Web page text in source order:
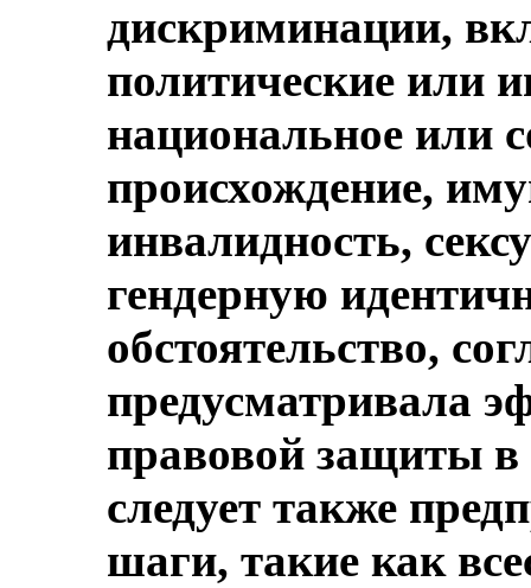
дискриминации,
политические или
национальное или
происхождение,
инвалидность,
гендерную
обстоятельство,
предусматривала
правовой защиты
следует также
шаги, такие как